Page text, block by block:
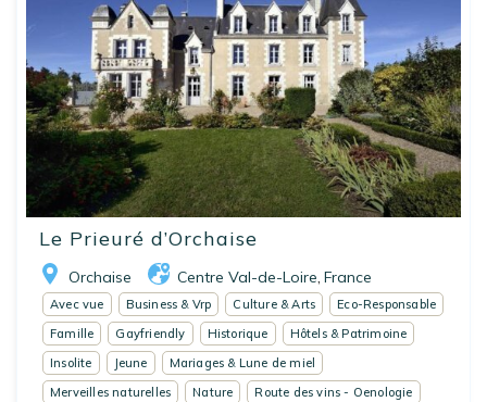
Le Prieuré d’Orchaise
Orchaise Centre Val-de-Loire, France
Avec vue Business & Vrp Culture & Arts
Eco-Responsable
Famille
Gayfriendly Historique
Hôtels & Patrimoine
Insolite
Jeune
Mariages & Lune de miel
Merveilles naturelles
Nature
Route des vins - Oenologie